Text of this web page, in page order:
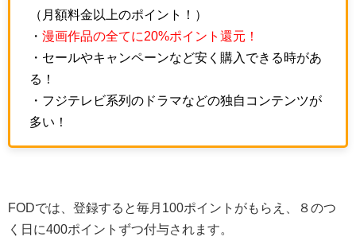
（月額料金以上のポイント！）
・ 漫画作品の全てに20%ポイント還元！
・セールやキャンペーンなど安く購入できる時があ
る！
・フジテレビ系列のドラマなどの独自コンテンツが
多い！
FODでは、登録すると毎月100ポイントがもらえ、８のつ
く日に400ポイントずつ付与されます。